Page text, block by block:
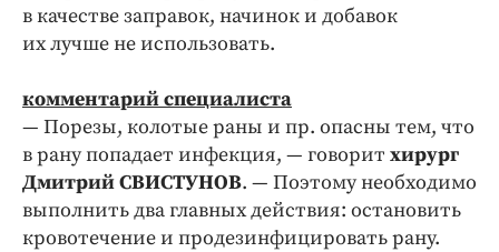
в качестве заправок, начинок и добавок
их лучше не использовать.
комментарий специалиста
— Порезы, колотые раны и пр. опасны тем, что
в рану попадает инфекция, — говорит хирург
Дмитрий СВИСТУНОВ. — Поэтому необходимо
выполнить два главных действия: остановить
кровотечение и продезинфицировать рану.